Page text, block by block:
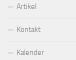
Artikel
Kontakt
Kalender